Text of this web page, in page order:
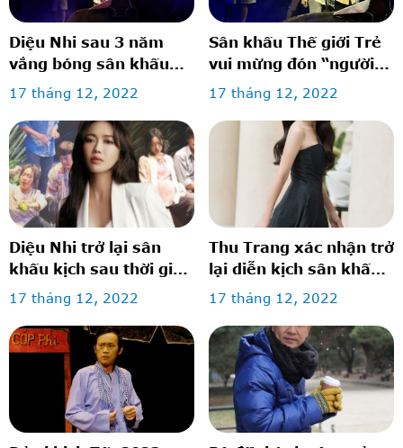
Diệu Nhi sau 3 năm
vắng bóng sân khấu
kịch
17 tháng 12, 2022
Sân khấu Thế giới Trẻ
vui mừng đón “người
cũ”
17 tháng 12, 2022
Diệu Nhi trở lại sân
khấu kịch sau thời gian
vắng bóng, gây xúc
động khi mang bụng
bầu vượt mặt
17 tháng 12, 2022
Thu Trang xác nhận trở
lại diễn kịch sân khấu
vào đúng ngày sinh
17 tháng 12, 2022